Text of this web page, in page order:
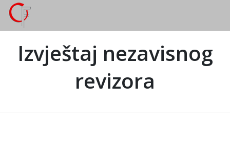
Izvještaj nezavisnog
revizora